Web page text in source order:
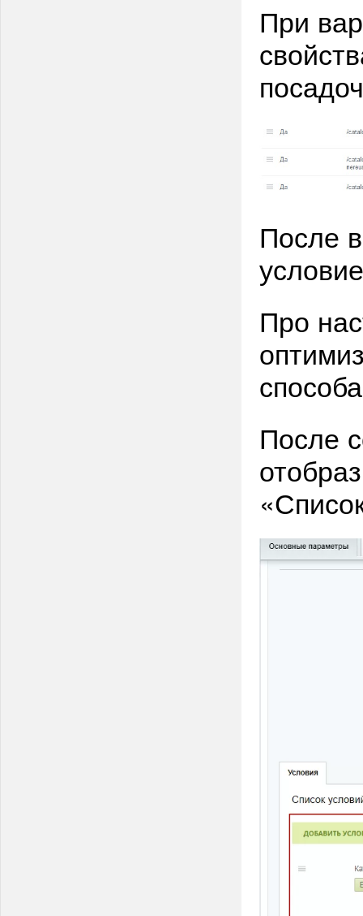
При
После
Про
После